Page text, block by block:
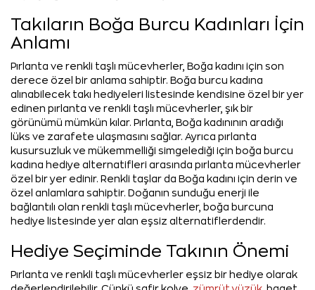
Takıların Boğa Burcu Kadınları İçin
Anlamı
Pırlanta ve renkli taşlı mücevherler, Boğa kadını için son
derece özel bir anlama sahiptir. Boğa burcu kadına
alınabilecek takı hediyeleri listesinde kendisine özel bir yer
edinen pırlanta ve renkli taşlı mücevherler, şık bir
görünümü mümkün kılar. Pırlanta, Boğa kadınının aradığı
lüks ve zarafete ulaşmasını sağlar. Ayrıca pırlanta
kusursuzluk ve mükemmelliği simgelediği için boğa burcu
kadına hediye alternatifleri arasında pırlanta mücevherler
özel bir yer edinir. Renkli taşlar da Boğa kadını için derin ve
özel anlamlara sahiptir. Doğanın sunduğu enerji ile
bağlantılı olan renkli taşlı mücevherler, boğa burcuna
hediye listesinde yer alan eşsiz alternatiflerdendir.
Hediye Seçiminde Takının Önemi
Pırlanta ve renkli taşlı mücevherler eşsiz bir hediye olarak